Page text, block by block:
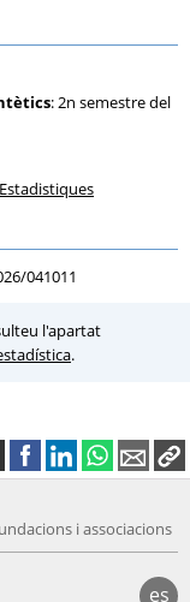
: 2n semestre del
041011
l'apartat
.
i associacions
es